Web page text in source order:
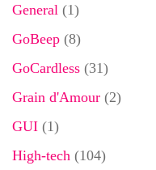
General (1)
GoBeep (8)
GoCardless (31)
Grain d'Amour (2)
GUI (1)
High-tech (104)